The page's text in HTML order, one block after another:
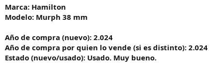
o
Marca: Hamilton
Modelo: Murph 38 mm
Año de compra (nuevo): 2.024
Año de compra por quien lo vende (si es distinto): 2.024
Estado (nuevo/usado): Usado. Muy bueno.